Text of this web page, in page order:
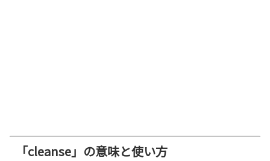
「cleanse」の意味と使い方